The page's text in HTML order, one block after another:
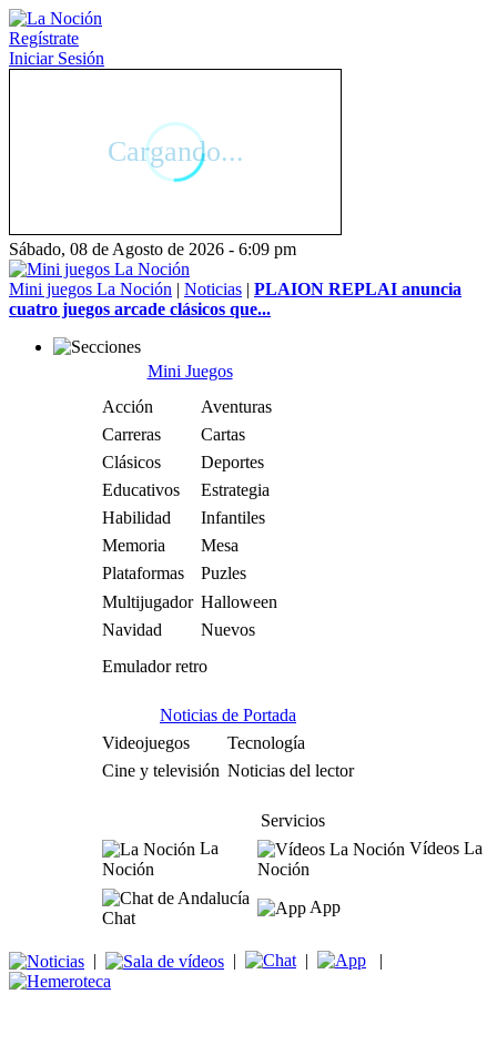
Regístrate
Iniciar Sesión
Sábado, 08 de Agosto de 2026 - 6:09 pm
Mini juegos La Noción | Noticias | PLAION REPLAI anuncia
cuatro juegos arcade clásicos que...
Mini Juegos
Acción
Aventuras
Carreras
Cartas
Clásicos
Deportes
Educativos
Estrategia
Habilidad
Infantiles
Memoria
Mesa
Plataformas
Puzles
Multijugador Halloween
Navidad
Nuevos
Emulador retro
Noticias de Portada
Videojuegos
Tecnología
Cine y televisión Noticias del lector
Servicios
La
Noción
Vídeos La
Noción
Chat
App
| | | |